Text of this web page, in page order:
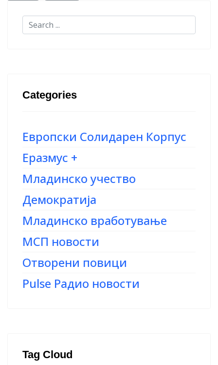
Categories
Европски Солидарен Корпус
Еразмус +
Младинско учество
Демократија
Младинско вработување
МСП новости
Отворени повици
Pulse Радио новости
Tag Cloud